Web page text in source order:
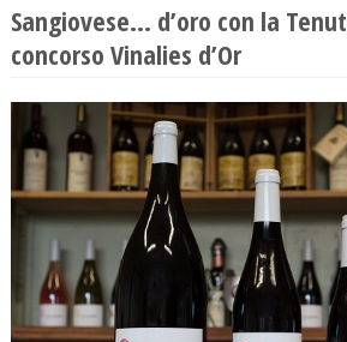
Sangiovese… d’oro con la
concorso Vinalies d’Or